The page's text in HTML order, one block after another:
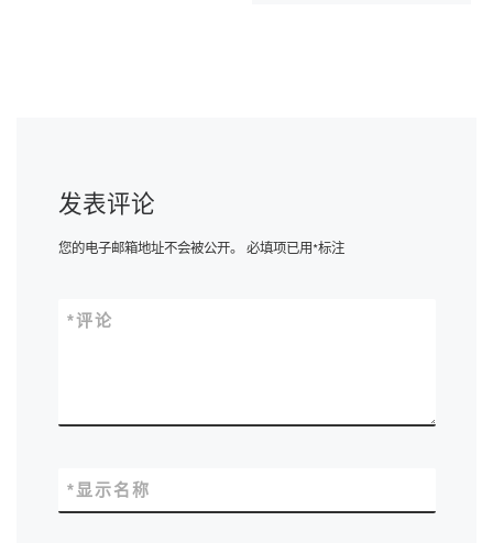
发表评论
您的电子邮箱地址不会被公开。 必填项已用*标注
评论
*
显示名称
*